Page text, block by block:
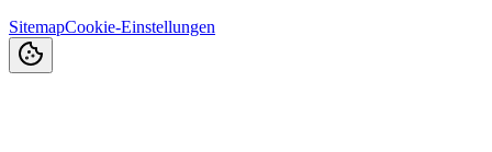
SitemapCookie-Einstellungen